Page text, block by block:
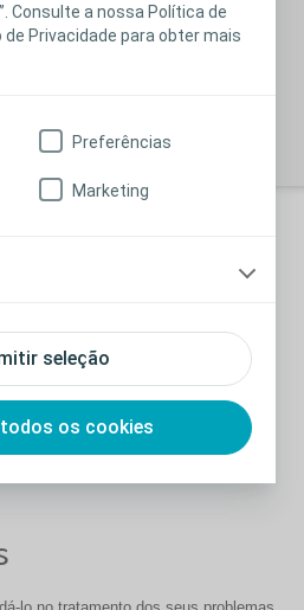
Consulte a nossa Política de
de Privacidade para obter mais
seleção
os cookies
Preferências
Marketing
e guias